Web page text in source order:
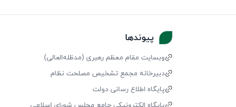
پیوندها
وبسایت مقام معظم رهبری (مد‌ظله‌العالی)
دبیرخانه مجمع تشخیص مصلحت نظام
پایگاه اطلاع رسانی دولت